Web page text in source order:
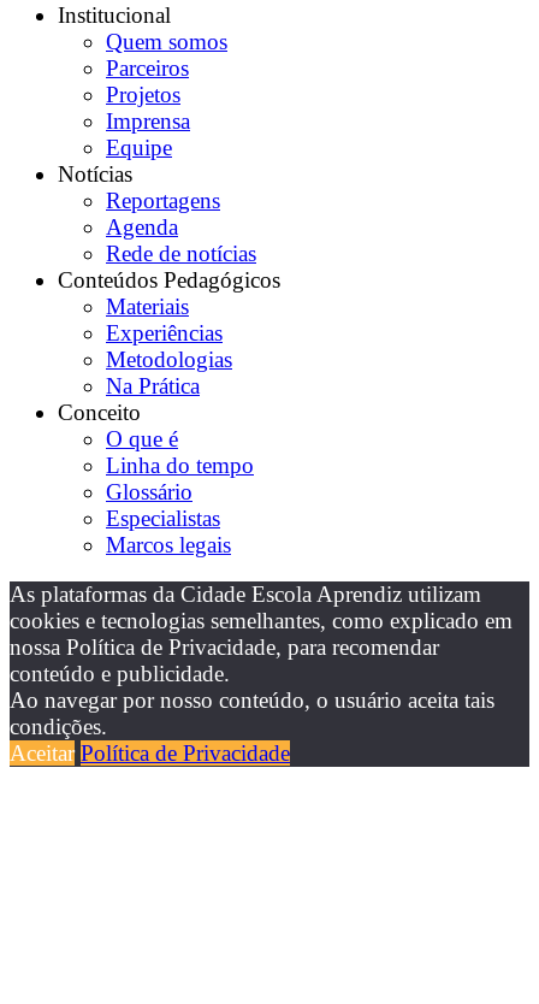
Institucional
Quem somos
Parceiros
Projetos
Imprensa
Equipe
Notícias
Reportagens
Agenda
Rede de notícias
Conteúdos Pedagógicos
Materiais
Experiências
Metodologias
Na Prática
Conceito
O que é
Linha do tempo
Glossário
Especialistas
Marcos legais
As plataformas da Cidade Escola Aprendiz utilizam
cookies e tecnologias semelhantes, como explicado em
nossa Política de Privacidade, para recomendar
conteúdo e publicidade.
Ao navegar por nosso conteúdo, o usuário aceita tais
condições.
Aceitar Política de Privacidade